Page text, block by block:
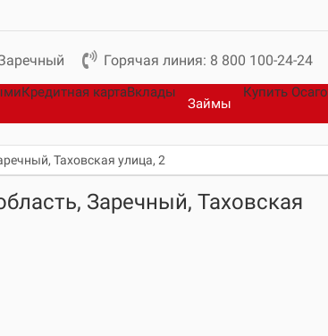
Горячая линия: 8 800 100-24-24
Кредитная картаВклады
Займы
Купить Осаго
Таховская улица, 2
Заречный, Таховская